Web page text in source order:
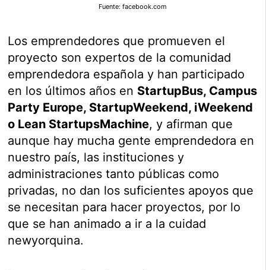
Fuente: facebook.com
Los emprendedores que promueven el
proyecto son expertos de la comunidad
emprendedora española y han participado
en los últimos años en StartupBus, Campus
Party Europe, StartupWeekend, iWeekend
o Lean StartupsMachine, y afirman que
aunque hay mucha gente emprendedora en
nuestro país, las instituciones y
administraciones tanto públicas como
privadas, no dan los suficientes apoyos que
se necesitan para hacer proyectos, por lo
que se han animado a ir a la cuidad
newyorquina.